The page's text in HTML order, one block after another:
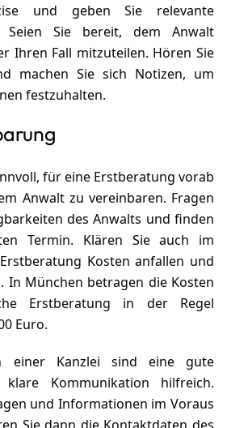
und geben Sie relevante
Seien Sie bereit, dem Anwalt
Ihren Fall mitzuteilen. Hören Sie
machen Sie sich Notizen, um
festzuhalten.
für eine Erstberatung vorab
Anwalt zu vereinbaren. Fragen
des Anwalts und finden
Termin. Klären Sie auch im
Kosten anfallen und
In München betragen die Kosten
Erstberatung in der Regel
Euro.
Kanzlei sind eine gute
Kommunikation hilfreich.
und Informationen im Voraus